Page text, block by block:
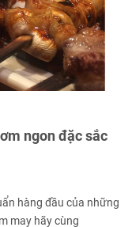
ngon đặc sắc
hàng đầu của những
may hãy cùng